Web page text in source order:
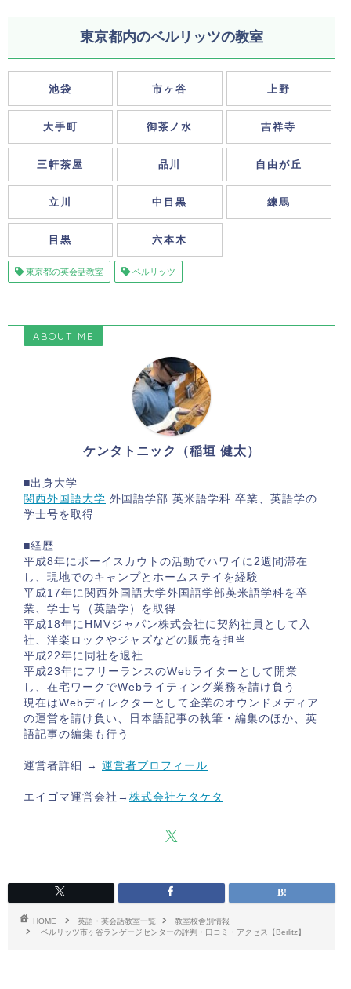
東京都内のベルリッツの教室
池袋 市ヶ谷 上野
大手町 御茶ノ水 吉祥寺
三軒茶屋 品川 自由が丘
立川 中目黒 練馬
目黒 六本木
東京都の英会話教室 ベルリッツ
ABOUT ME
ケンタトニック（稲垣 健太）
■出身大学
関西外国語大学 外国語学部 英米語学科 卒業、英語学の
学士号を取得
■経歴
平成8年にボーイスカウトの活動でハワイに2週間滞在
し、現地でのキャンプとホームステイを経験
平成17年に関西外国語大学外国語学部英米語学科を卒
業、学士号（英語学）を取得
平成18年にHMVジャパン株式会社に契約社員として入
社、洋楽ロックやジャズなどの販売を担当
平成22年に同社を退社
平成23年にフリーランスのWebライターとして開業
し、在宅ワークでWebライティング業務を請け負う
現在はWebディレクターとして企業のオウンドメディア
の運営を請け負い、日本語記事の執筆・編集のほか、英
語記事の編集も行う
運営者詳細 → 運営者プロフィール
エイゴマ運営会社→ 株式会社ケタケタ
HOME 英語・英会話教室一覧
教室校舎別情報
ベルリッツ市ヶ谷ランゲージセンターの評判・口コミ・アクセス【Berlitz】